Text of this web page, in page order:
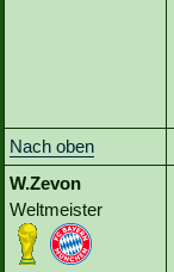
Nach oben
W.Zevon
Weltmeister